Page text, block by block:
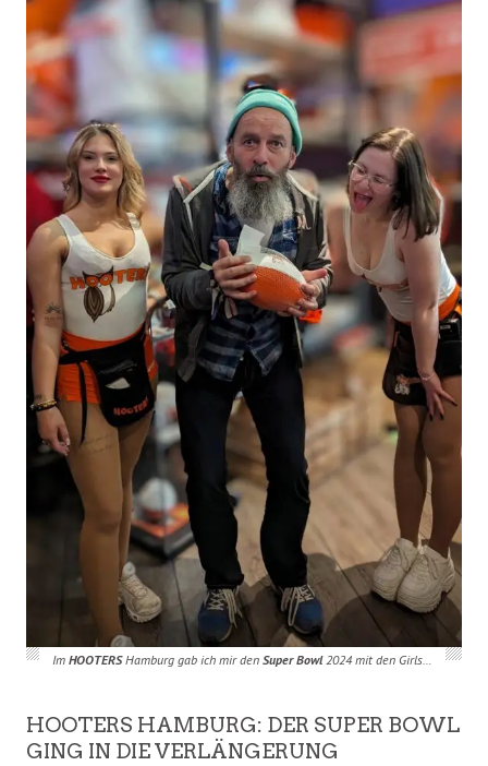
Im HOOTERSHamburg gab ich mir den Super Bowl2024 mit den Girls…
HOOTERS HAMBURG: DER SUPER BOWL
GING IN DIE VERLÄNGERUNG